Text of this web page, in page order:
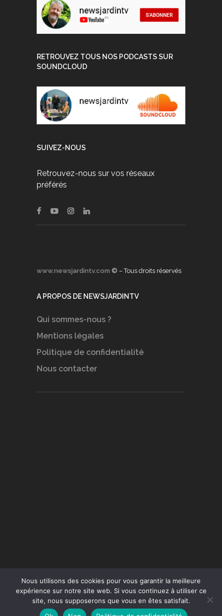
RETROUVEZ TOUS NOS PODCASTS SUR
SOUNDCLOUD
SUIVEZ-NOUS
Retrouvez-nous sur vos réseaux
préférés
www.newsjardintv.com © – Tous droits réservés
A PROPOS DE NEWSJARDINTV
Qui sommes-nous ?
Mentions légales
Politique de confidentialité
Nous contacter
Nous utilisons des cookies pour vous garantir la meilleure
expérience sur notre site web. Si vous continuez à utiliser ce
site, nous supposerons que vous en êtes satisfait.